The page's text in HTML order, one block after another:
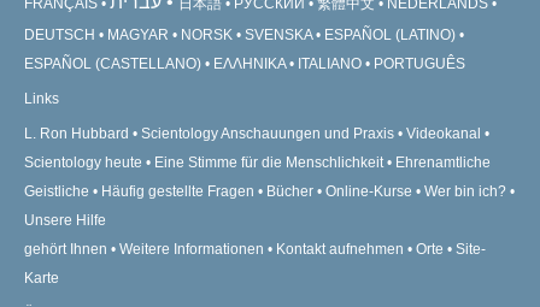
FRANÇAIS 日本語 РУССКИЙ 繁體中文
NEDERLANDS
DEUTSCH
MAGYAR NORSK SVENSKA
ESPAÑOL (LATINO)
ESPAÑOL (CASTELLANO)
ΕΛΛΗΝΙΚA ITALIANO PORTUGUÊS
Links
L. Ron Hubbard Scientology Anschauungen und Praxis
Videokanal
Scientology heute
Eine Stimme für die Menschlichkeit
Ehrenamtliche
Geistliche
Häufig gestellte Fragen Bücher Online-Kurse
Wer bin ich?
Unsere Hilfe
gehört Ihnen
Weitere Informationen Kontakt aufnehmen Orte
Site-
Karte